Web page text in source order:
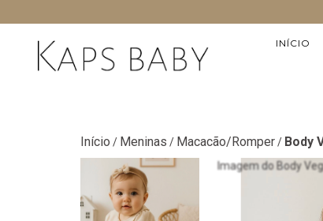
INÍCIO
Início / Meninas / Macacão/Romper/ Body